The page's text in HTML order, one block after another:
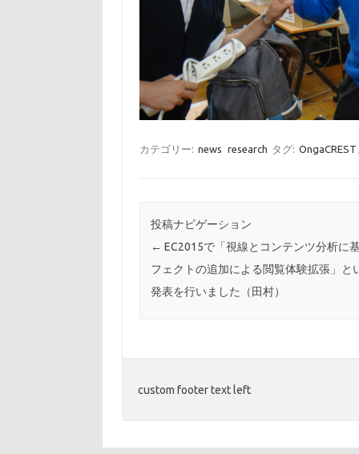
カテゴリー: news research タグ: OngaCREST
投稿ナビゲーション
← EC2015で「視線とコンテンツ分析に
フェクトの追加による閲覧体験拡張」と
発表を行いました（田村）
custom footer text left